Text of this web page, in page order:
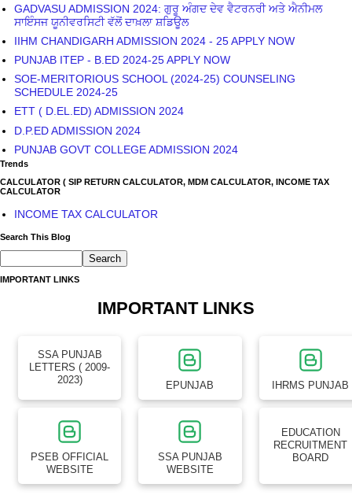
GADVASU ADMISSION 2024: ਗੁਰੂ ਅੰਗਦ ਦੇਵ ਵੈਟਰਨਰੀ ਅਤੇ ਐਨੀਮਲ
ਸਾਇੰਸਜ ਯੂਨੀਵਰਸਿਟੀ ਵੱਲੋਂ ਦਾਖ਼ਲਾ ਸ਼ਡਿਊਲ
IIHM CHANDIGARH ADMISSION 2024 - 25 APPLY NOW
PUNJAB ITEP - B.ED 2024-25 APPLY NOW
SOE-MERITORIOUS SCHOOL (2024-25) COUNSELING
SCHEDULE 2024-25
ETT ( D.EL.ED) ADMISSION 2024
D.P.ED ADMISSION 2024
PUNJAB GOVT COLLEGE ADMISSION 2024
Trends
CALCULATOR ( SIP RETURN CALCULATOR, MDM CALCULATOR, INCOME TAX
CALCULATOR
INCOME TAX CALCULATOR
Search This Blog
IMPORTANT LINKS
IMPORTANT LINKS
SSA PUNJAB
LETTERS ( 2009-
2023)
EPUNJAB IHRMS PUNJAB
PSEB OFFICIAL
WEBSITE
SSA PUNJAB
WEBSITE
EDUCATION
RECRUITMENT
BOARD